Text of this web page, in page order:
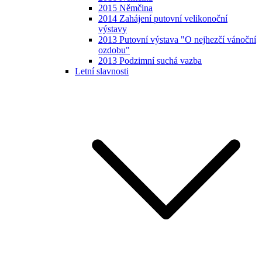
2015 Němčina
2014 Zahájení putovní velikonoční
výstavy
2013 Putovní výstava "O nejhezčí vánoční
ozdobu"
2013 Podzimní suchá vazba
Letní slavnosti